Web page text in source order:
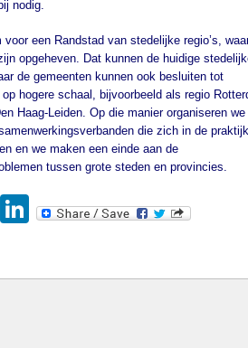
nodig.
voor een Randstad van stedelijke regio’s,
opgeheven. Dat kunnen de huidige
de gemeenten kunnen ook besluiten tot
hogere schaal, bijvoorbeeld als regio
Haag-Leiden. Op die manier organiseren we
die zich in de praktijk
en we maken een einde aan de
tussen grote steden en provincies.
LinkedIn